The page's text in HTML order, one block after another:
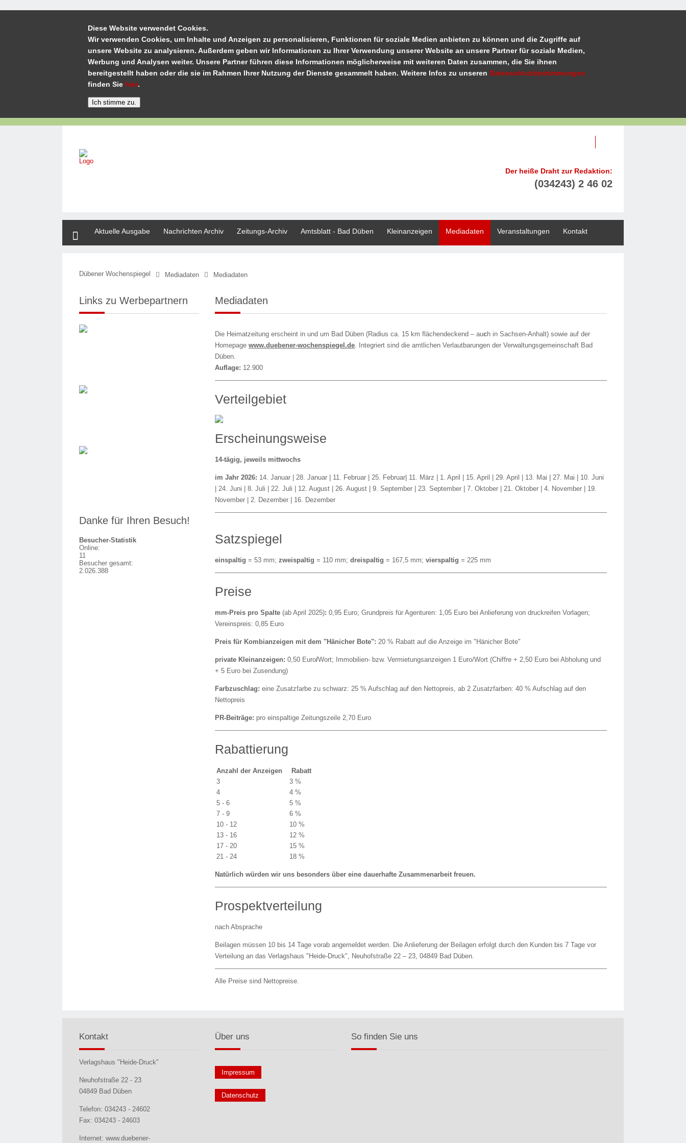
Diese Website verwendet Cookies.
Wir verwenden Cookies, um Inhalte und Anzeigen zu personalisieren, Funktionen für soziale Medien anbieten zu können und die Zugriffe auf
unsere Website zu analysieren. Außerdem geben wir Informationen zu Ihrer Verwendung unserer Website an unsere Partner für soziale Medien,
Werbung und Analysen weiter. Unsere Partner führen diese Informationen möglicherweise mit weiteren Daten zusammen, die Sie ihnen
bereitgestellt haben oder die sie im Rahmen Ihrer Nutzung der Dienste gesammelt haben. Weitere Infos zu unseren Datenschutzbestimmungen
finden Sie hier.
Der heiße Draht zur Redaktion:
(034243) 2 46 02
Aktuelle Ausgabe
Nachrichten Archiv Zeitungs-Archiv Amtsblatt - Bad Düben Kleinanzeigen Mediadaten Veranstaltungen Kontakt
Dübener Wochenspiegel Mediadaten Mediadaten
Mediadaten
Die Heimatzeitung erscheint in und um Bad Düben (Radius ca. 15 km flächendeckend – auch in Sachsen-Anhalt) sowie auf der
Homepagewww.duebener-wochenspiegel.de. Integriert sind die amtlichen Verlautbarungen der Verwaltungsgemeinschaft Bad
Düben.
Auflage: 12.900
Verteilgebiet
Erscheinungsweise
14-tägig, jeweils mittwochs
im Jahr 2026: 14. Januar | 28. Januar | 11. Februar | 25. Februar| 11. März | 1. April | 15. April | 29. April | 13. Mai | 27. Mai | 10. Juni
| 24. Juni | 8. Juli | 22. Juli | 12. August | 26. August | 9. September | 23. September | 7. Oktober | 21. Oktober | 4. November | 19.
November | 2. Dezember | 16. Dezember
Satzspiegel
einspaltig = 53 mm;zweispaltig = 110 mm;dreispaltig = 167,5 mm; vierspaltig = 225 mm
Preise
mm-Preis pro Spalte (ab April 2025):0,95 Euro; Grundpreis für Agenturen: 1,05 Euro bei Anlieferung von druckreifen Vorlagen;
Vereinspreis: 0,85 Euro
Preis für Kombianzeigen mit dem "Hänicher Bote": 20 % Rabatt auf die Anzeige im "Hänicher Bote"
private Kleinanzeigen: 0,50 Euro/Wort; Immobilien- bzw. Vermietungsanzeigen 1 Euro/Wort (Chiffre + 2,50 Euro bei Abholung und
+ 5 Euro bei Zusendung)
Farbzuschlag:eine Zusatzfarbe zu schwarz: 25 % Aufschlag auf den Nettopreis, ab 2 Zusatzfarben: 40 % Aufschlag auf den
Nettopreis
PR-Beiträge: pro einspaltige Zeitungszeile 2,70 Euro
Rabattierung
Anzahl der Anzeigen
Rabatt
3
3 %
4
4 %
5 - 6
5 %
7 - 9
6 %
10 - 12
10 %
13 - 16
12 %
17 - 20
15 %
21 - 24
18 %
Natürlich würden wir uns besonders über eine dauerhafte Zusammenarbeit freuen.
Prospektverteilung
nach Absprache
Beilagen müssen 10 bis 14 Tage vorab angemeldet werden. Die Anlieferung der Beilagen erfolgt durch den Kunden bis 7 Tage vor
Verteilung an das Verlagshaus "Heide-Druck", Neuhofstraße 22 – 23, 04849 Bad Düben.
Alle Preise sind Nettopreise.
Links zu Werbepartnern
Danke für Ihren Besuch!
Besucher-Statistik
Online:
11
Besucher gesamt:
2.026.388
Kontakt
Verlagshaus "Heide-Druck"
Neuhofstraße 22 - 23
04849 Bad Düben
Telefon: 034243 - 24602
Fax: 034243 - 24603
Internet: www.duebener-
Über uns
Impressum
Datenschutz
So finden Sie uns